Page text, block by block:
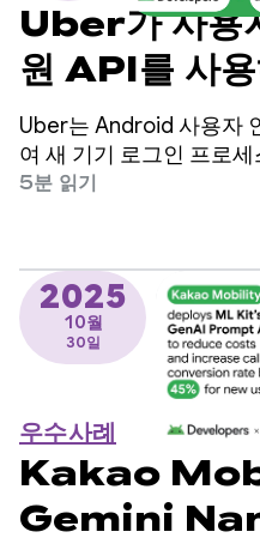
Uber가 사용
원 API를 사
만 건의 수동
방법
Uber는 Android 사용자
여 새 기기 로그인 프로
만 건의 수동 로그인을 줄
5분 읽기
2025
10월
30일
우수사례
Kakao
Gemini